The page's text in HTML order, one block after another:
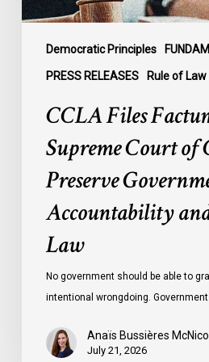
Democratic Principles
PRESS RELEASES Rule of Law
to
Government
Accountability
CCLA Files
Supreme Court of
Preserve
Accountability
Law
No government should be able to
intentional wrongdoing.
Anaïs Bussières McNicoll
July 21, 2026